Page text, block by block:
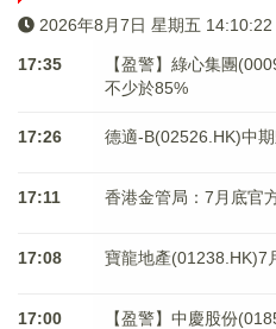
2026年8月7日 星期五 14:10:23
17:35
【盈警】綠心集團
不少於85%
17:26 德適-B(02526.HK)中
17:11 香港金管局：7月底官
17:08 寶龍地產(01238.HK)7
17:00
【盈警】中慶股份